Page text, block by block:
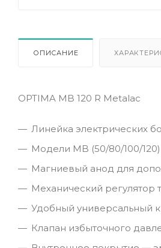
ОПИСАНИЕ
ОPTIMA MB 120 R Metalac
Линейка электрических
Модели MB (50/80/100/
Магниевый анод для
Механический регулятор
Удобный универсальный
Клапан избыточного